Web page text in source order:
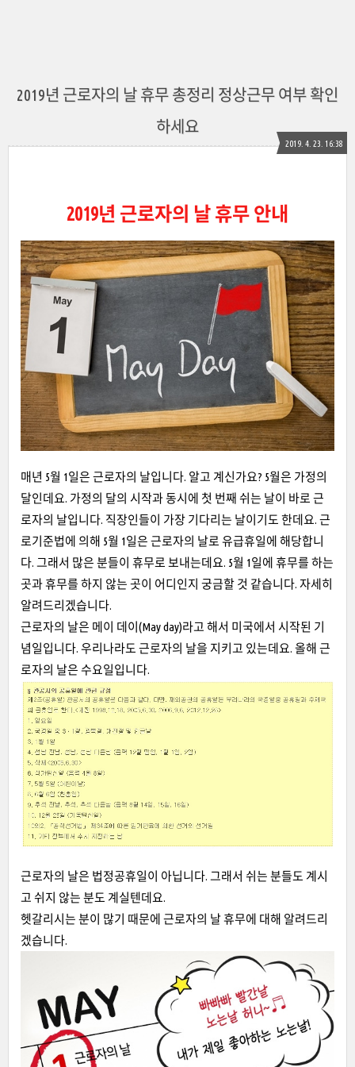
2019년 근로자의 날 휴무 총정리 정상근무 여부 확인
하세요
2019. 4. 23. 16:38
2019년 근로자의 날 휴무 안내
매년 5월 1일은 근로자의 날입니다. 알고 계신가요? 5월은 가정의
달인데요. 가정의 달의 시작과 동시에 첫 번째 쉬는 날이 바로 근
로자의 날입니다. 직장인들이 가장 기다리는 날이기도 한데요. 근
로기준법에 의해 5월 1일은 근로자의 날로 유급휴일에 해당합니
다. 그래서 많은 분들이 휴무로 보내는데요. 5월 1일에 휴무를 하는
곳과 휴무를 하지 않는 곳이 어디인지 궁금할 것 같습니다. 자세히
알려드리겠습니다.
근로자의 날은 메이 데이(May day)라고 해서 미국에서 시작된 기
념일입니다. 우리나라도 근로자의 날을 지키고 있는데요. 올해 근
로자의 날은 수요일입니다.
근로자의 날은 법정공휴일이 아닙니다. 그래서 쉬는 분들도 계시
고 쉬지 않는 분도 계실텐데요.
헷갈리시는 분이 많기 때문에 근로자의 날 휴무에 대해 알려드리
겠습니다.